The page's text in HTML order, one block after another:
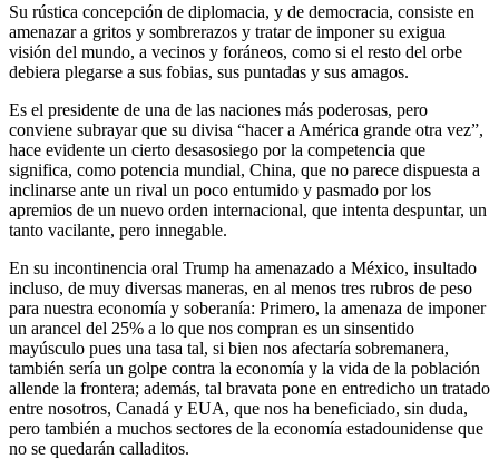
Su rústica concepción de diplomacia, y de democracia, consiste en
amenazar a gritos y sombrerazos y tratar de imponer su exigua
visión del mundo, a vecinos y foráneos, como si el resto del orbe
debiera plegarse a sus fobias, sus puntadas y sus amagos.
Es el presidente de una de las naciones más poderosas, pero
conviene subrayar que su divisa “hacer a América grande otra vez”,
hace evidente un cierto desasosiego por la competencia que
significa, como potencia mundial, China, que no parece dispuesta a
inclinarse ante un rival un poco entumido y pasmado por los
apremios de un nuevo orden internacional, que intenta despuntar, un
tanto vacilante, pero innegable.
En su incontinencia oral Trump ha amenazado a México, insultado
incluso, de muy diversas maneras, en al menos tres rubros de peso
para nuestra economía y soberanía: Primero, la amenaza de imponer
un arancel del 25% a lo que nos compran es un sinsentido
mayúsculo pues una tasa tal, si bien nos afectaría sobremanera,
también sería un golpe contra la economía y la vida de la población
allende la frontera; además, tal bravata pone en entredicho un tratado
entre nosotros, Canadá y EUA, que nos ha beneficiado, sin duda,
pero también a muchos sectores de la economía estadounidense que
no se quedarán calladitos.